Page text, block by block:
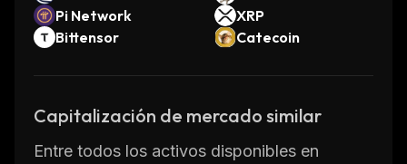
Pi Network
XRP
Bittensor
Catecoin
Capitalización de mercado similar
Entre todos los activos disponibles en